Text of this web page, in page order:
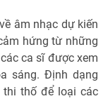
âm nhạc dự kiến
hứng từ những
ca sĩ được xem
sáng. Định dạng
thố để loại các